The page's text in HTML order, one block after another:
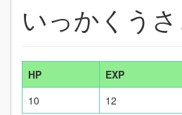
いっかくう
HP EXP
10
12